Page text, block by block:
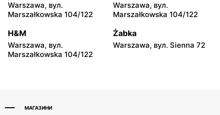
TEDi TEDi
2
TEDi TEDi
Warszawa, вул.
Marszałkowska 104/122
Warszawa, вул.
Marszałkowska 104/122
H&M
Warszawa, вул.
Marszałkowska 104/122
Żabka
Warszawa, вул. Sienna 72
МАГАЗИНИ